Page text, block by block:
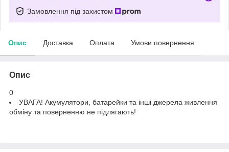
Замовлення під захистом
Опис Доставка Оплата Умови повернення
Опис
0
УВАГА! Акумулятори, батарейки та інші джерела живлення
обміну та поверненню не підлягають!